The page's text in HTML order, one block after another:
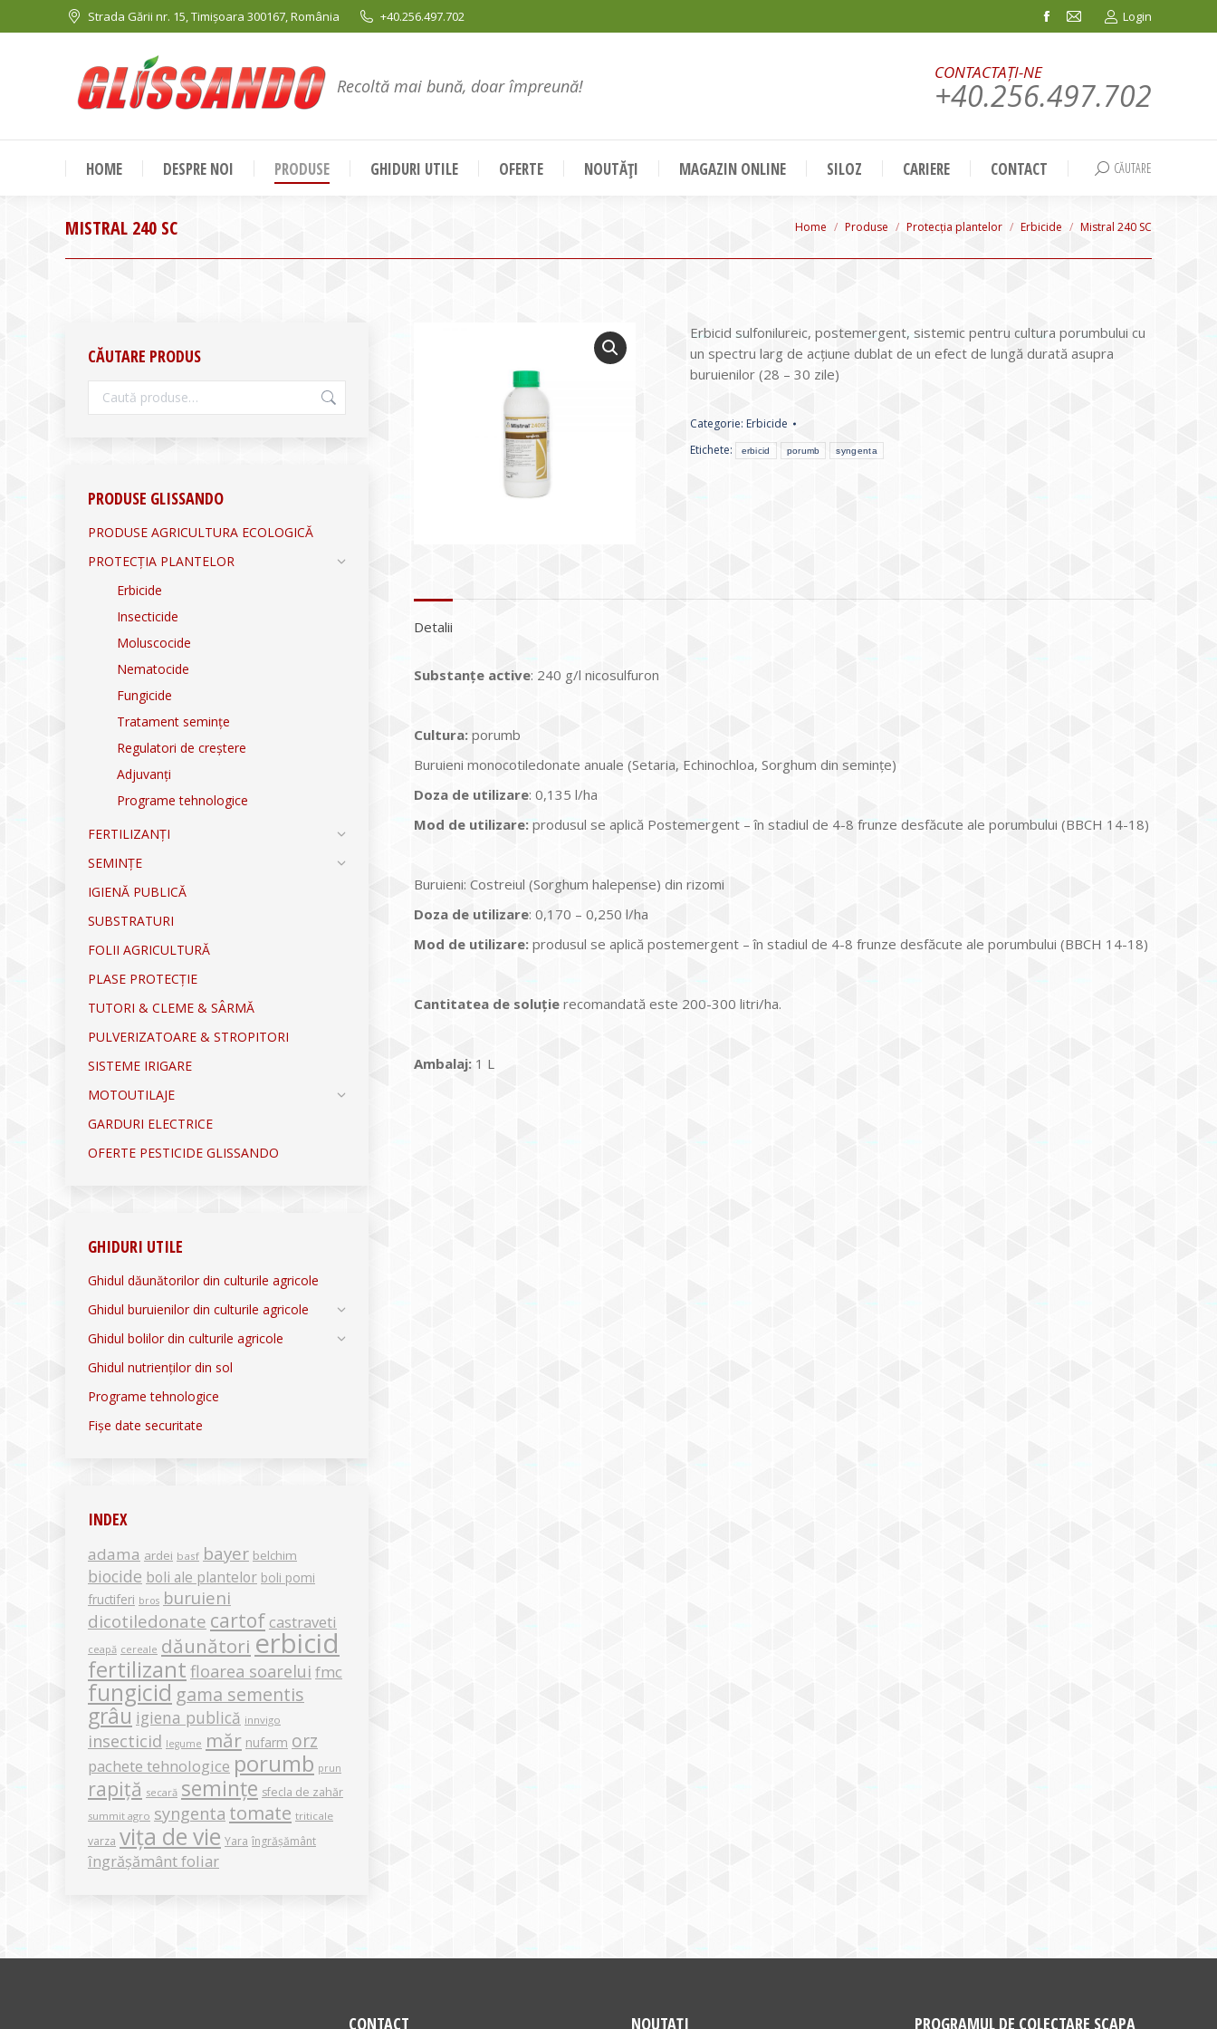
Strada Gării nr. 15, Timișoara 300167, România +40.256.497.702
Facebook
in
window
Mail
in
window
Login
Recoltă mai bună, doar împreună!
CONTACTAȚI-NE
+40.256.497.702
HOME DESPRE NOI PRODUSE GHIDURI UTILE OFERTE NOUTĂȚI MAGAZIN ONLINE SILOZ CARIERE CONTACT Search:
CĂUTARE
MISTRAL 240 SC You are here:
Home Produse Protecția plantelor Erbicide Mistral 240 SC
Erbicid sulfonilureic, postemergent, sistemic pentru cultura porumbului cu
un spectru larg de acţiune dublat de un efect de lungă durată asupra
buruienilor (28 – 30 zile)
Categorie: Erbicide
Etichete:
erbicid porumb syngenta
Detalii
Substanțe active: 240 g/l nicosulfuron
Cultura: porumb
Buruieni monocotiledonate anuale (Setaria, Echinochloa, Sorghum din seminţe)
Doza de utilizare: 0,135 l/ha
Mod de utilizare:produsul se aplică Postemergent – în stadiul de 4-8 frunze desfăcute ale porumbului (BBCH 14-18)
Buruieni: Costreiul (Sorghum halepense) din rizomi
Doza de utilizare: 0,170 – 0,250 l/ha
Mod de utilizare: produsul se aplică postemergent – în stadiul de 4-8 frunze desfăcute ale porumbului (BBCH 14-18)
Cantitatea de soluţie recomandată este 200-300 litri/ha.
Ambalaj: 1 L
CĂUTARE PRODUS
PRODUSE GLISSANDO
PRODUSE AGRICULTURA ECOLOGICĂ
PROTECȚIA PLANTELOR
Erbicide
Insecticide
Moluscocide
Nematocide
Fungicide
Tratament semințe
Regulatori de creștere
Adjuvanți
Programe tehnologice
FERTILIZANȚI
SEMINȚE
IGIENĂ PUBLICĂ
SUBSTRATURI
FOLII AGRICULTURĂ
PLASE PROTECȚIE
TUTORI & CLEME & SÂRMĂ
PULVERIZATOARE & STROPITORI
SISTEME IRIGARE
MOTOUTILAJE
GARDURI ELECTRICE
OFERTE PESTICIDE GLISSANDO
GHIDURI UTILE
Ghidul dăunătorilor din culturile agricole
Ghidul buruienilor din culturile agricole
Ghidul bolilor din culturile agricole
Ghidul nutrienților din sol
Programe tehnologice
Fișe date securitate
INDEX
adama ardei basf bayer belchim
biocide boli ale plantelor boli pomi
fructiferi bros buruieni
dicotiledonate cartof castraveti
ceapă cereale dăunători erbicid
fertilizant floarea soarelui fmc
fungicid gama sementis
grâu igiena publică innvigo
insecticid legume măr nufarm orz
pachete tehnologice porumb prun
rapiță secară semințe sfecla de zahăr
summit agro syngenta tomate triticale
varza vița de vie Yara îngrășământ
îngrășământ foliar
CONTACT NOUTAȚI PROGRAMUL DE COLECTARE SCAPA